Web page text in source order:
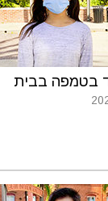
בטמפה בבית